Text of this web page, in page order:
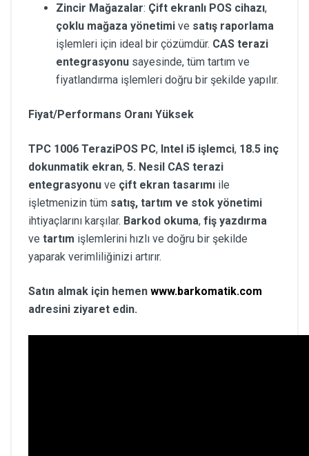
Zincir Mağazalar: Çift ekranlı POS cihazı,
çoklu mağaza yönetimi ve satış raporlama
işlemleri için ideal bir çözümdür. CAS terazi
entegrasyonu sayesinde, tüm tartım ve
fiyatlandırma işlemleri doğru bir şekilde yapılır.
Fiyat/Performans Oranı Yüksek
TPC 1006 TeraziPOS PC, Intel i5 işlemci, 18.5 inç
dokunmatik ekran, 5. Nesil CAS terazi
entegrasyonu ve çift ekran tasarımı ile
işletmenizin tüm satış, tartım ve stok yönetimi
ihtiyaçlarını karşılar. Barkod okuma, fiş yazdırma
ve tartım işlemlerini hızlı ve doğru bir şekilde
yaparak verimliliğinizi artırır.
Satın almak için hemen www.barkomatik.com
adresini ziyaret edin.